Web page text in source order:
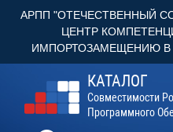
АРПП "ОТЕЧЕСТВЕННЫЙ
ЦЕНТР
ИМПОРТОЗАМЕЩЕНИЮ В
КАТАЛОГ
Совместимости
Программного